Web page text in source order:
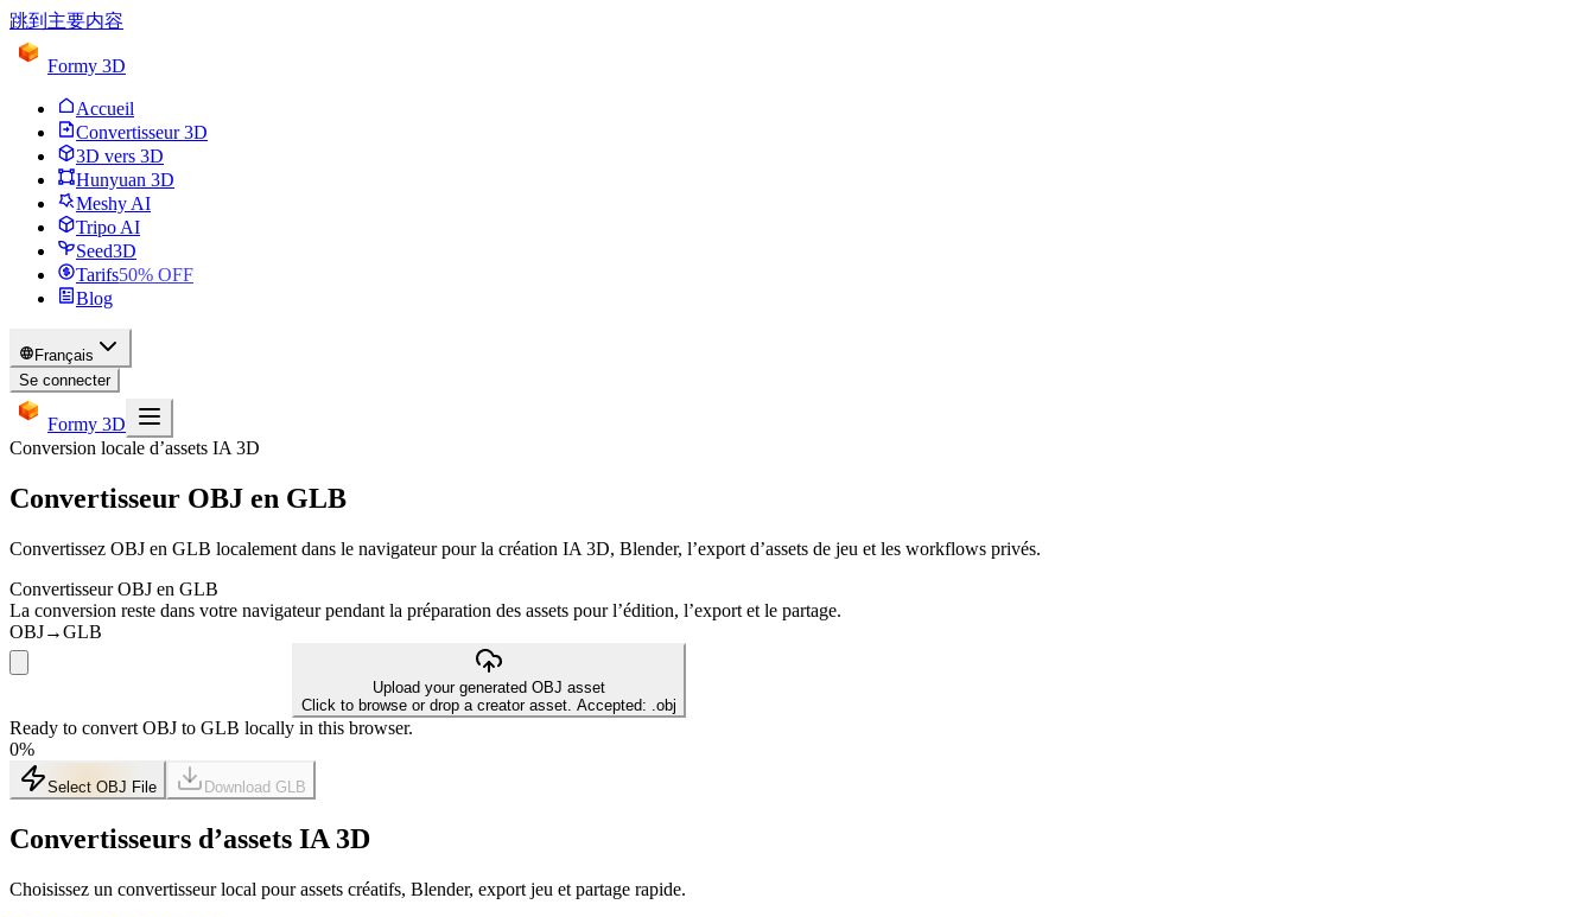
跳到主要内容
Formy 3D
Accueil
Convertisseur 3D
3D vers 3D
Hunyuan 3D
Meshy AI
Tripo AI
Seed3D
Tarifs50% OFF
Blog
Français
Se connecter
Formy 3D
Conversion locale d’assets IA 3D
Convertisseur OBJ en GLB
Convertissez OBJ en GLB localement dans le navigateur pour la création IA 3D, Blender, l’export d’assets de jeu et les workflows privés.
Convertisseur OBJ en GLB
La conversion reste dans votre navigateur pendant la préparation des assets pour l’édition, l’export et le partage.
OBJ→GLB
Upload your generated OBJ asset
Click to browse or drop a creator asset. Accepted: .obj
Ready to convert OBJ to GLB locally in this browser.
0%
Select OBJ File Download GLB
Convertisseurs d’assets IA 3D
Choisissez un convertisseur local pour assets créatifs, Blender, export jeu et partage rapide.